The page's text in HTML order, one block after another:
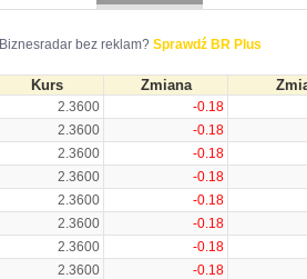
Biznesradar bez reklam? Sprawdź BR Plus
Kurs Zmiana
2.3600 -0.18
2.3600 -0.18
2.3600 -0.18
2.3600 -0.18
2.3600 -0.18
2.3600 -0.18
2.3600 -0.18
2.3600 -0.18